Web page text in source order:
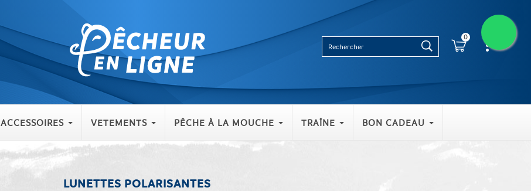
0
ACCESSOIRES VETEMENTS PÊCHE À LA MOUCHE TRAÎNE BON CADEAU
LUNETTES POLARISANTES